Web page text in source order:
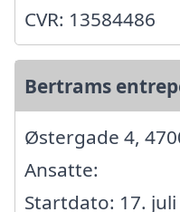
CVR: 13584486
Bertrams
Østergade 4,
Ansatte:
Startdato: 17. juli